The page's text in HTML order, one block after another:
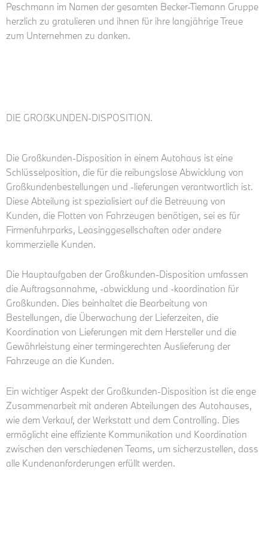
Peschmann im Namen der gesamten Becker-Tiemann Gruppe
herzlich zu gratulieren und ihnen für ihre langjährige Treue
zum Unternehmen zu danken.
DIE GROẞKUNDEN-DISPOSITION.
Die Großkunden-Disposition in einem Autohaus ist eine
Schlüsselposition, die für die reibungslose Abwicklung von
Großkundenbestellungen und -lieferungen verantwortlich ist.
Diese Abteilung ist spezialisiert auf die Betreuung von
Kunden, die Flotten von Fahrzeugen benötigen, sei es für
Firmenfuhrparks, Leasinggesellschaften oder andere
kommerzielle Kunden.
Die Hauptaufgaben der Großkunden-Disposition umfassen
die Auftragsannahme, -abwicklung und -koordination für
Großkunden. Dies beinhaltet die Bearbeitung von
Bestellungen, die Überwachung der Lieferzeiten, die
Koordination von Lieferungen mit dem Hersteller und die
Gewährleistung einer termingerechten Auslieferung der
Fahrzeuge an die Kunden.
Ein wichtiger Aspekt der Großkunden-Disposition ist die enge
Zusammenarbeit mit anderen Abteilungen des Autohauses,
wie dem Verkauf, der Werkstatt und dem Controlling. Dies
ermöglicht eine effiziente Kommunikation und Koordination
zwischen den verschiedenen Teams, um sicherzustellen, dass
alle Kundenanforderungen erfüllt werden.